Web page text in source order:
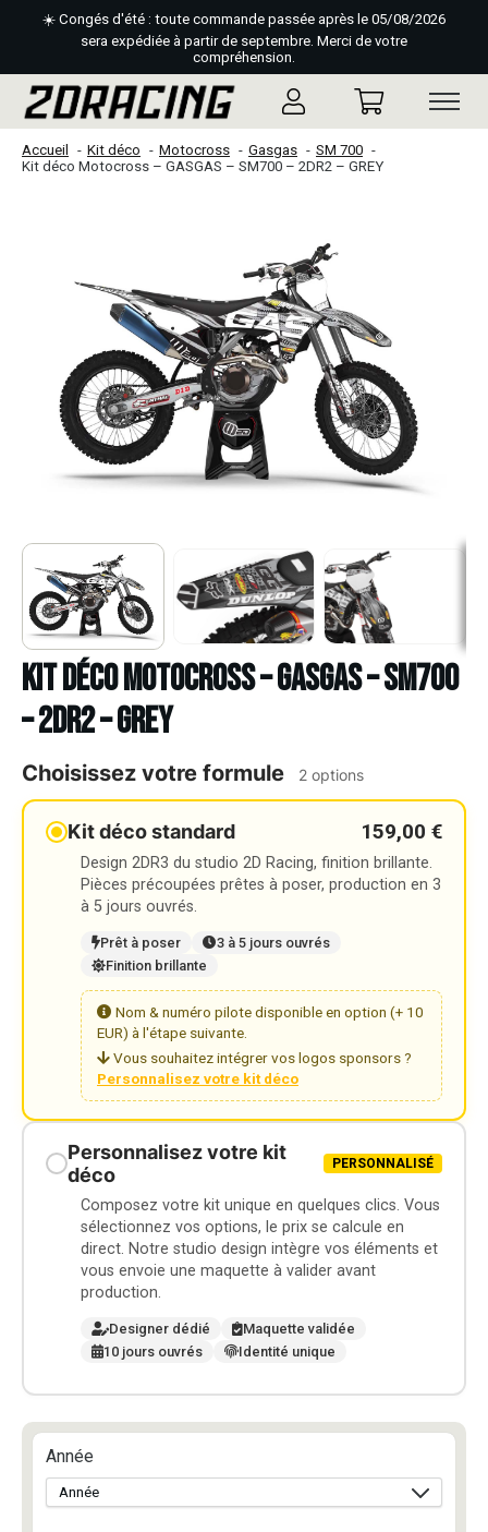
☀️ Congés d'été : toute commande passée après le 05/08/2026
sera expédiée à partir de septembre. Merci de votre
compréhension.
Accueil Kit déco Motocross Gasgas
SM 700
Kit déco Motocross – GASGAS – SM700 – 2DR2 – GREY
Kit déco Motocross – GASGAS – SM700
– 2DR2 – GREY
Choisissez votre formule 2 options
Kit déco standard 159,00 €
Design 2DR3 du studio 2D Racing, finition brillante.
Pièces précoupées prêtes à poser, production en 3
à 5 jours ouvrés.
Prêt à poser
3 à 5 jours ouvrés
Finition brillante
Nom & numéro pilote disponible en option (+ 10
EUR) à l'étape suivante.
Vous souhaitez intégrer vos logos sponsors ?
Personnalisez votre kit déco
Personnalisez votre kit
déco
PERSONNALISÉ
Composez votre kit unique en quelques clics. Vous
sélectionnez vos options, le prix se calcule en
direct. Notre studio design intègre vos éléments et
vous envoie une maquette à valider avant
production.
Designer dédié
Maquette validée
10 jours ouvrés
Identité unique
Année